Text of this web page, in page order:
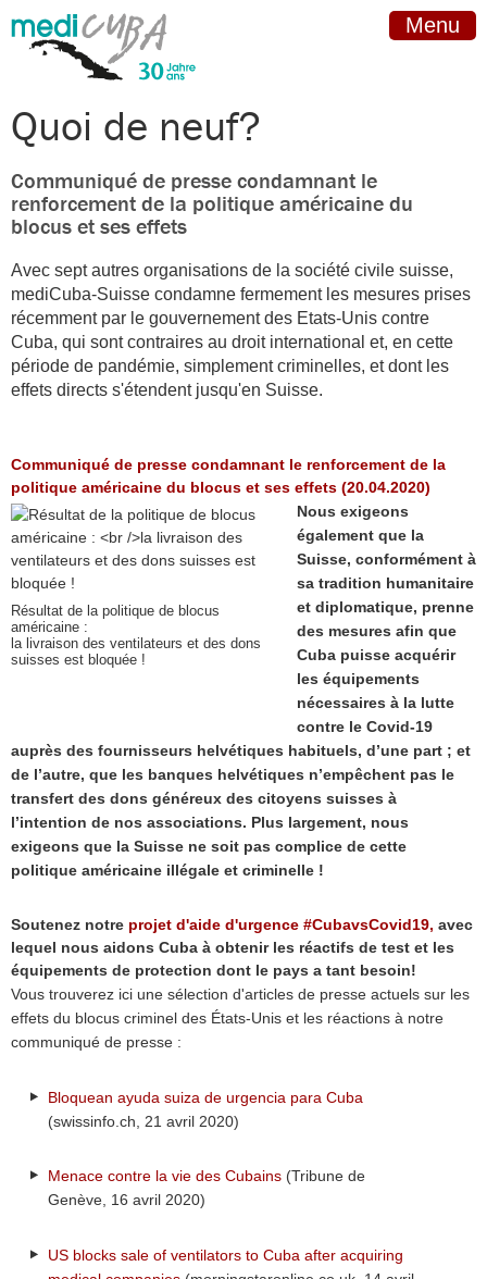
Menu
Quoi de neuf?
Communiqué de presse condamnant le
renforcement de la politique américaine du
blocus et ses effets
Avec sept autres organisations de la société civile suisse,
mediCuba-Suisse condamne fermement les mesures prises
récemment par le gouvernement des Etats-Unis contre
Cuba, qui sont contraires au droit international et, en cette
période de pandémie, simplement criminelles, et dont les
effets directs s'étendent jusqu'en Suisse.
Communiqué de presse condamnant le renforcement de la
politique américaine du blocus et ses effets (20.04.2020)
Résultat de la politique de blocus
américaine :
la livraison des ventilateurs et des dons
suisses est bloquée !
Nous exigeons
également que la
Suisse, conformément à
sa tradition humanitaire
et diplomatique, prenne
des mesures afin que
Cuba puisse acquérir
les équipements
nécessaires à la lutte
contre le Covid-19
auprès des fournisseurs helvétiques habituels, d’une part ; et
de l’autre, que les banques helvétiques n’empêchent pas le
transfert des dons généreux des citoyens suisses à
l’intention de nos associations. Plus largement, nous
exigeons que la Suisse ne soit pas complice de cette
politique américaine illégale et criminelle !
Soutenez notre projet d'aide d'urgence #CubavsCovid19, avec
lequel nous aidons Cuba à obtenir les réactifs de test et les
équipements de protection dont le pays a tant besoin!
Vous trouverez ici une sélection d'articles de presse actuels sur les
effets du blocus criminel des États-Unis et les réactions à notre
communiqué de presse :
Bloquean ayuda suiza de urgencia para Cuba
(swissinfo.ch, 21 avril 2020)
Menace contre la vie des Cubains (Tribune de
Genève, 16 avril 2020)
US blocks sale of ventilators to Cuba after acquiring